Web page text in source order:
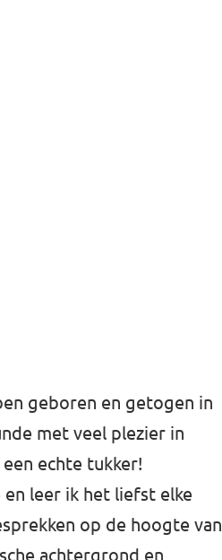
geboren en getogen in
met veel plezier in
echte tukker!
leer ik het liefst elke
op de hoogte van
achtergrond en